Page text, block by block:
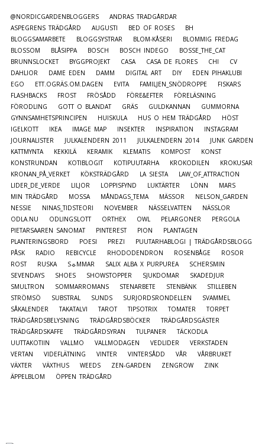
@NORDICGARDENBLOGGERS
ANDRAS TRÄDGÅRDAR
ASPEGRENS TRÄDGÅRD
AUGUSTI BED OF ROSES
BH
BLOGGSAMARBETE
BLOGGSYSTRAR BLOM-KÅSERI
BLOMMIG FREDAG
BLOSSOM
BLÅSIPPA BOSCH BOSCH INDEGO
BOSSE_THE_CAT
BRUNNSLOCKET
BYGGPROJEKT CASA CASA DE FLORES CHI
CV
DAHLIOR
DAME EDEN DAMM DIGITAL ART DIY
EDEN PIHAKLUBI
EGO
ETT.OGRÄS.OM.DAGEN EVITA FAMILJEN_SNÖDROPPE
FISKARS
FLASHBACKS
FROST FRÖSÅDD FÖRE&EFTER
FÖRELÄSNING
FÖRODLING
GOTT O BLANDAT GRÄS GULDKANNAN
GUMMORNA
GYNNSAMHETSPRINCIPEN
HUISKULA HUS O HEM TRÄDGÅRD
HÖST
IGELKOTT
IKEA IMAGE MAP INSEKTER INSPIRATION
INSTAGRAM
JOURNALISTER
JULKALENDERN 2011 JULKALENDERN 2014
JUNK GARDEN
KATTMYNTA
KEKKILÄ KERAMIK KLEMATIS KOMPOST
KONST
KONSTRUNDAN
KOTIBLOGIT KOTIPUUTARHA KROKODILEN
KROKUSAR
KRONAN_PÅ_VERKET
KÖKSTRÄDGÅRD LA SIESTA
LAW_OF_ATTRACTION
LIDER_DE_VERDE
LILJOR LOPPISFYND LUKTÄRTER LÖNN
MARS
MIN TRÄDGÅRD
MOSSA MÅNDAGS_TEMA MÄSSOR
NELSON_GARDEN
NESSIE
NINAS_TIDSTEORI NOVEMBER NÄSSELVATTEN
NÄSSLOR
ODLA.NU
ODLINGSLOTT ORTHEX OWL PELARGONER
PERGOLA
PIETARSAAREN SANOMAT
PINTEREST PION
PLANTAGEN
PLANTERINGSBORD
POESI PREZI
PUUTARHABLOGI | TRÄDGÅRDSBLOGG
PÅSK
RADIO REBICYCLE RHODODENDRON ROSENBÅGE
ROSOR
ROST
RUSKA S☼MMAR SALIX ALBA X PURPUREA
SCHERSMIN
SEVENDAYS
SHOES SHOWSTOPPER SJUKDOMAR
SKADEDJUR
SMULTRON
SOMMARROMANS STENARBETE STENBÄNK
STILLEBEN
STRÖMSÖ
SUBSTRAL SUNDS SURJORDSRONDELLEN
SVAMMEL
SÅKALENDER
TAKATALVI TAROT TIPSOTRIX TOMATER
TORPET
TRÄDGÅRDSBELYSNING
TRÄDGÅRDSBÖCKER
TRÄDGÅRDSGÄSTER
TRÄDGÅRDSKAFFE
TRÄDGÅRDSYRAN TULPANER
TÄCKODLA
UUTTAKOTIIN
VALLMO VALLMODAGEN VEDLIDER
VERKSTADEN
VERTAN
VIDEFLÄTNING VINTER VINTERSÅDD VÅR
VÅRBRUKET
VÄXTER
VÄXTHUS WEEDS ZEN-GARDEN ZENGROW
ZINK
ÄPPELBLOM
ÖPPEN TRÄDGÅRD